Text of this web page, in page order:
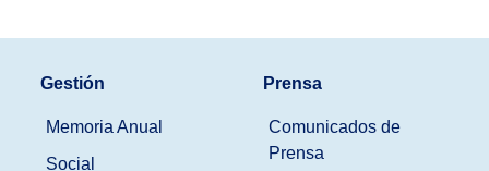
Gestión
Memoria Anual
Social
Prensa
Comunicados de
Prensa